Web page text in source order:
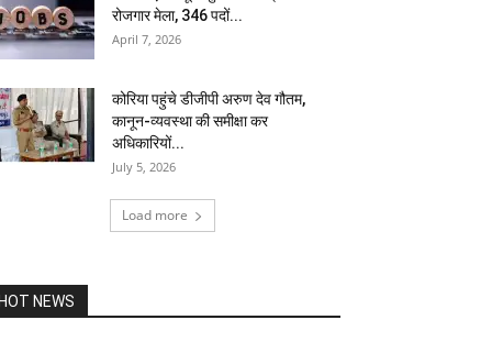
रोजगार मेला, 346 पदों...
April 7, 2026
कोरिया पहुंचे डीजीपी अरुण देव गौतम,
कानून-व्यवस्था की समीक्षा कर
अधिकारियों...
July 5, 2026
Load more
NEWS